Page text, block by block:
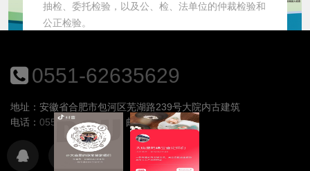
抽检、委托检验，以及公、检、法单位的仲裁检验和
公正检验。
0551-62635629
地址：安徽省合肥市包河区芜湖路239号大院内古建筑
电话： 0551-62635629 邮箱：---